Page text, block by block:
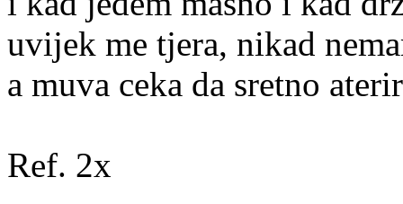
uvijek me tjera, nikad
a muva ceka da sretno
Ref. 2x